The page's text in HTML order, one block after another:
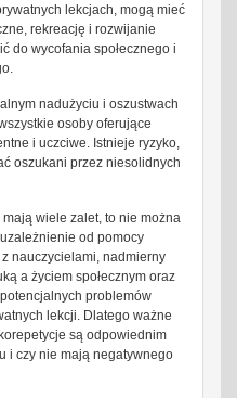
lekcjach, mogą mieć
rekreację i rozwijanie
do wycofania społecznego i
nadużyciu i oszustwach
osoby oferujące
i uczciwe. Istnieje ryzyko,
oszukani przez niesolidnych
wiele zalet, to nie można
od pomocy
nauczycielami, nadmierny
a życiem społecznym oraz
problemów
lekcji. Dlatego ważne
są odpowiednim
i czy nie mają negatywnego